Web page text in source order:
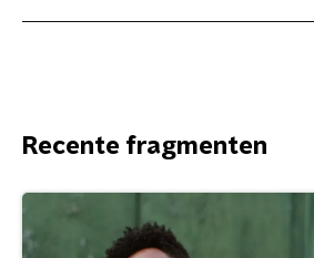
Recente fragmenten